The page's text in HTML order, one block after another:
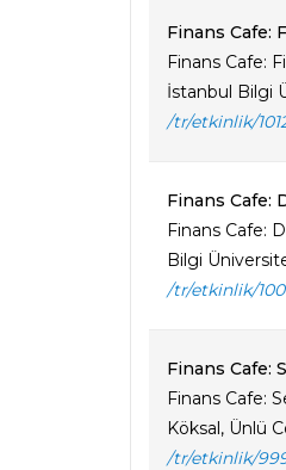
Finans Cafe:
Finans Cafe:
İstanbul Bilgi
/tr/etkinlik/
Finans Cafe:
Finans Cafe:
Bilgi
/tr/etkinlik/
Finans Cafe:
Finans Cafe:
Köksal, Ünlü
/tr/etkinlik/